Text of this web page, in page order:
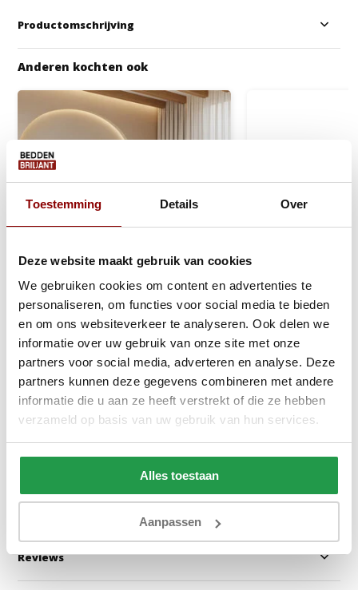
Toestemming Details Over
Deze website maakt gebruik van cookies
We gebruiken cookies om content en advertenties te
personaliseren, om functies voor social media te bieden
en om ons websiteverkeer te analyseren. Ook delen we
informatie over uw gebruik van onze site met onze
partners voor social media, adverteren en analyse. Deze
partners kunnen deze gegevens combineren met andere
informatie die u aan ze heeft verstrekt of die ze hebben
verzameld op basis van uw gebruik van hun services.
Alles toestaan
Aanpassen
Productomschrijving
Anderen kochten ook
Boxspring Zonder Matras Vast -
Stel zelf samen
Ca. 4 tot 6 weken
Slaapbank
Slaapbank -
Binnen 1-3
een dag
Reviews